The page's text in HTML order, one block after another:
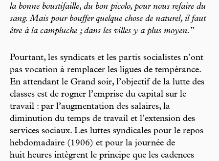
la bonne boustifaille, du bon picolo, pour nous refaire du
sang. Mais pour bouffer quelque chose de naturel, il faut
être à la campluche ; dans les villes y a plus moyen. ”
Pourtant, les syndicats et les partis socialistes n’ont
pas vocation à remplacer les ligues de tempérance.
En attendant le Grand soir, l’objectif de la lutte des
classes est de rogner l’emprise du capital sur le
travail : par l’augmentation des salaires, la
diminution du temps de travail et l’extension des
services sociaux. Les luttes syndicales pour le repos
hebdomadaire (1906) et pour la journée de
huit heures intègrent le principe que les cadences